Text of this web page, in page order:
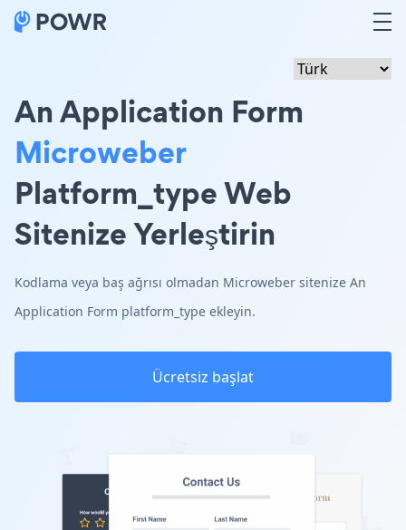
An Application Form
Microweber
Platform_type Web
Sitenize Yerleştirin
Kodlama veya baş ağrısı olmadan Microweber sitenize An
Application Form platform_type ekleyin.
Ücretsiz başlat